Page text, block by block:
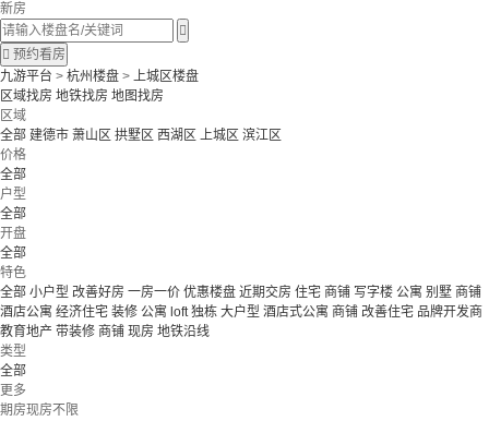
新房

 预约看房
九游平台 > 杭州楼盘 > 上城区楼盘
区域找房 地铁找房 地图找房
区域
全部 建德市 萧山区 拱墅区 西湖区 上城区 滨江区
价格
全部
户型
全部
开盘
全部
特色
全部 小户型 改善好房 一房一价 优惠楼盘 近期交房 住宅 商铺 写字楼 公寓 别墅 商铺
酒店公寓 经济住宅 装修 公寓 loft独栋 大户型 酒店式公寓 商铺 改善住宅 品牌开发商
教育地产 带装修 商铺 现房 地铁沿线
类型
全部
更多
期房现房不限